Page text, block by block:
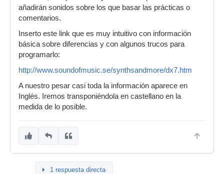
añadirán sonidos sobre los que basar las prácticas o
comentarios.
Inserto este link que es muy intuitivo con información
básica sobre diferencias y con algunos trucos para
programarlo:
http://www.soundofmusic.se/synthsandmore/dx7.htm
A nuestro pesar casi toda la información aparece en
Inglés. Iremos transponiéndola en castellano en la
medida de lo posible.
1 respuesta directa